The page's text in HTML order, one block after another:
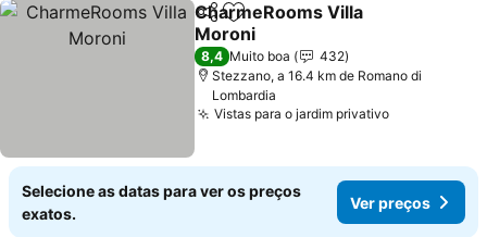
PartilharAdicionar aos favoritos
CharmeRooms Villa
Moroni
Ver preços
8,4 Muito boa
432
Stezzano, a 16.4 km de Romano di
Lombardia
Vistas para o jardim privativoVer preços
Selecione as datas para ver os preços
exatos.
Ver preços